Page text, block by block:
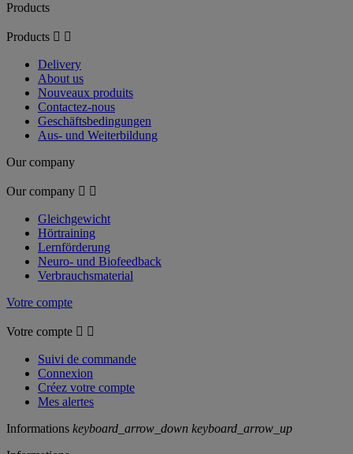
Products
Products  
Delivery
About us
Nouveaux produits
Contactez-nous
Geschäftsbedingungen
Aus- und Weiterbildung
Our company
Our company  
Gleichgewicht
Hörtraining
Lernförderung
Neuro- und Biofeedback
Verbrauchsmaterial
Votre compte
Votre compte  
Suivi de commande
Connexion
Créez votre compte
Mes alertes
Informations keyboard_arrow_down keyboard_arrow_up